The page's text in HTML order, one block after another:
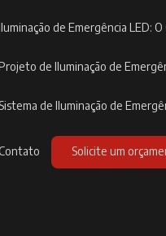
Iluminação de Emergência LED:
Projeto de Iluminação de
Sistema de Iluminação de
Contato Solicite um